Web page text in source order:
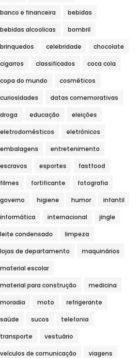
banco e financeira bebidas
bebidas alcoolicas bombril
brinquedos celebridade chocolate
cigarros classificados coca cola
copa do mundo cosméticos
curiosidades datas comemorativas
droga educação eleições
eletrodomésticos eletrônicos
embalagens entretenimento
escravos esportes fastfood
filmes fortificante fotografia
governo higiene humor infantil
informática internacional jingle
leite condensado limpeza
lojas de departamento maquinários
material escolar
material para construção medicina
moradia moto refrigerante
saúde sucos telefonia
transporte vestuário
veículos de comunicação viagens